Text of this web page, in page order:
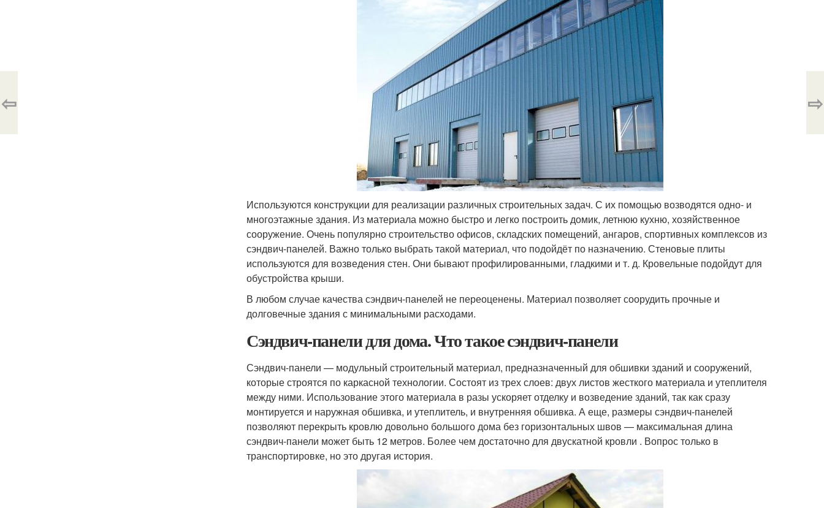
Используются конструкции для реализации различных строительных задач. С их помощью возводятся одно- и
многоэтажные здания. Из материала можно быстро и легко построить домик, летнюю кухню, хозяйственное
сооружение. Очень популярно строительство офисов, складских помещений, ангаров, спортивных комплексов из
сэндвич-панелей. Важно только выбрать такой материал, что подойдёт по назначению. Стеновые плиты
используются для возведения стен. Они бывают профилированными, гладкими и т. д. Кровельные подойдут для
обустройства крыши.
В любом случае качества сэндвич-панелей не переоценены. Материал позволяет соорудить прочные и
долговечные здания с минимальными расходами.
Сэндвич-панели для дома. Что такое сэндвич-панели
Сэндвич-панели — модульный строительный материал, предназначенный для обшивки зданий и сооружений,
которые строятся по каркасной технологии. Состоят из трех слоев: двух листов жесткого материала и утеплителя
между ними. Использование этого материала в разы ускоряет отделку и возведение зданий, так как сразу
монтируется и наружная обшивка, и утеплитель, и внутренняя обшивка. А еще, размеры сэндвич-панелей
позволяют перекрыть кровлю довольно большого дома без горизонтальных швов — максимальная длина
сэндвич-панели может быть 12 метров. Более чем достаточно для двускатной кровли . Вопрос только в
транспортировке, но это другая история.
⇦ ⇨